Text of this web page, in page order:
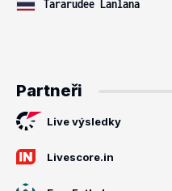
Tararudee Lanlana
Partneři
Live výsledky
Livescore.in